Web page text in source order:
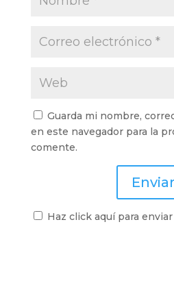
Guarda mi nombre,
en este navegador para la
comente.
Haz click aquí para